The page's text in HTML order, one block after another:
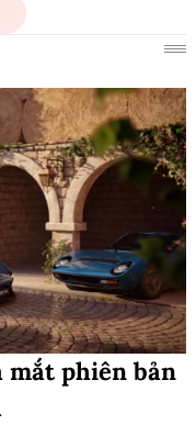
mắt phiên bản